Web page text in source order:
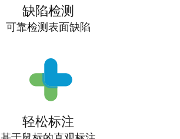
缺陷检测
可靠检测表面缺陷
轻松标注